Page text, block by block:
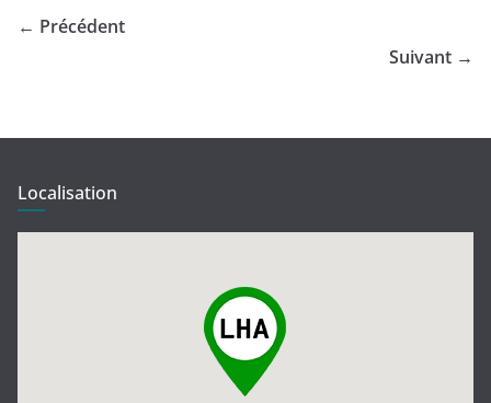
← Précédent
Suivant →
Localisation